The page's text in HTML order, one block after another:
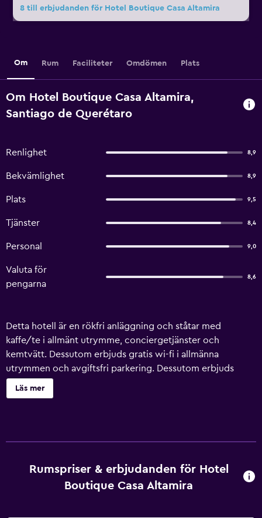
8 till erbjudanden för Hotel Boutique Casa Altamira
Om Rum Faciliteter Omdömen Plats
Om Hotel Boutique Casa Altamira,
Santiago de Querétaro
Renlighet 8,9
Bekvämlighet 8,9
Plats 9,5
Tjänster 8,4
Personal 9,0
Valuta för
pengarna
8,6
Detta hotell är en rökfri anläggning och ståtar med
kaffe/te i allmänt utrymme, conciergetjänster och
kemtvätt. Dessutom erbjuds gratis wi-fi i allmänna
utrymmen och avgiftsfri parkering. Dessutom erbjuds
tvättmöjligheter, hjälp med bokning av biljetter och
guidade turer och ett värdeförvaringsskåp i receptionen.
högsta kvalitet. Kuddmeny finns tillgänglig. 49-tums platt-
tv med kabelkanaler. Badrummen har dusch, gratis
Läs mer
Rumspriser & erbjudanden för Hotel
Boutique Casa Altamira